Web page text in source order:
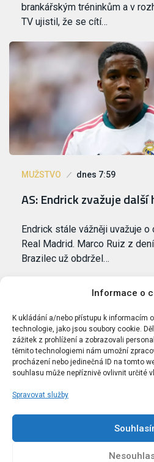
Informace o
K ukládání a/nebo přístupu k informacím
technologie, jako jsou soubory cookie.
zážitek z prohlížení a zobrazovali
těmito technologiemi nám umožní
procházení nebo jedinečná ID na tomto
souhlasu může nepříznivě ovlivnit určité
Spravovat služby
brankářským tréninkům a v
TV ujistil, že se cítí…
MUŽSTVO dnes 7:59
AS: Endrick zvažuje
Endrick stále vážněji uvažuje
Real Madrid. Marco Ruiz z
Brazilec už obdržel…